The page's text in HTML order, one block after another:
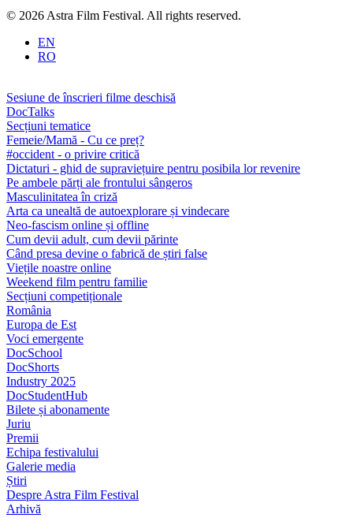
© 2026 Astra Film Festival. All rights reserved.
EN
RO
Sesiune de înscrieri filme deschisă
DocTalks
Secțiuni tematice
Femeie/Mamă - Cu ce preț?
#occident - o privire critică
Dictaturi - ghid de supraviețuire pentru posibila lor revenire
Pe ambele părți ale frontului sângeros
Masculinitatea în criză
Arta ca unealtă de autoexplorare și vindecare
Neo-fascism online și offline
Cum devii adult, cum devii părinte
Când presa devine o fabrică de știri false
Viețile noastre online
Weekend film pentru familie
Secțiuni competiționale
România
Europa de Est
Voci emergente
DocSchool
DocShorts
Industry 2025
DocStudentHub
Bilete și abonamente
Juriu
Premii
Echipa festivalului
Galerie media
Știri
Despre Astra Film Festival
Arhivă